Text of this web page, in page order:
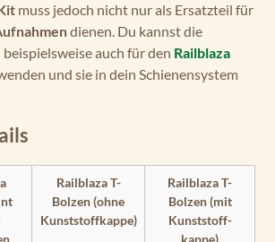
muss jedoch nicht nur als Ersatzteil für
dienen. Du kannst die
auch für den Railblaza
und sie in dein Schienensystem
Railblaza T-
Bolzen (ohne
Kunst­stoff­kappe)
Railblaza T-
Bolzen (mit
Kunst­stoff­
kappe)